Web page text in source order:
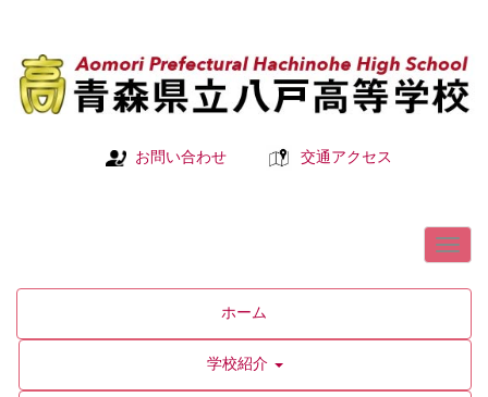
お問い合わせ 交通アクセス
ホーム
学校紹介